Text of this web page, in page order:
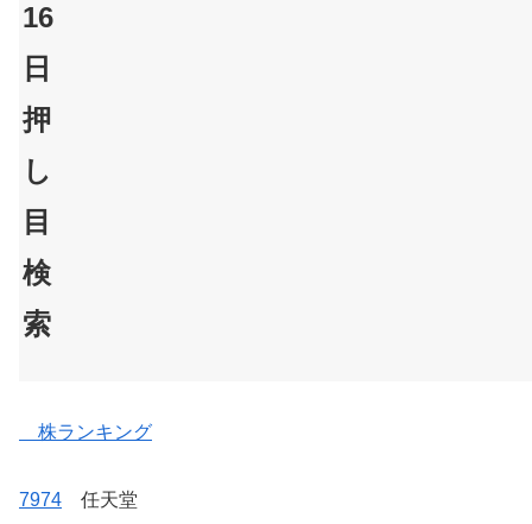
16
日
押
し
目
検
索
株ランキング
7974 任天堂